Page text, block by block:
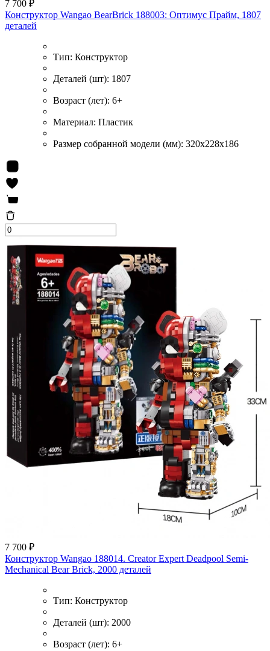
7 700 ₽
Конструктор Wangao BearBrick 188003: Оптимус Прайм, 1807
деталей
Тип: Конструктор
Деталей (шт): 1807
Возраст (лет): 6+
Материал: Пластик
Размер собранной модели (мм): 320x228x186
7 700 ₽
Конструктор Wangao 188014. Creator Expert Deadpool Semi-
Mechanical Bear Brick, 2000 деталей
Тип: Конструктор
Деталей (шт): 2000
Возраст (лет): 6+